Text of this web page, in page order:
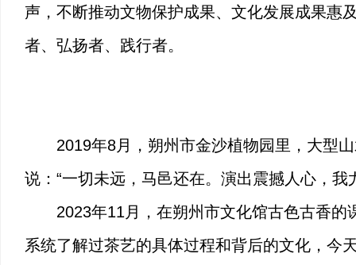
声，不断推动文物保护成果、文化发展成果惠
者、弘扬者、践行者。
2019年8月，朔州市金沙植物园里，大型
说：“一切未远，马邑还在。演出震撼人心，
2023年11月，在朔州市文化馆古色古香
系统了解过茶艺的具体过程和背后的文化，今